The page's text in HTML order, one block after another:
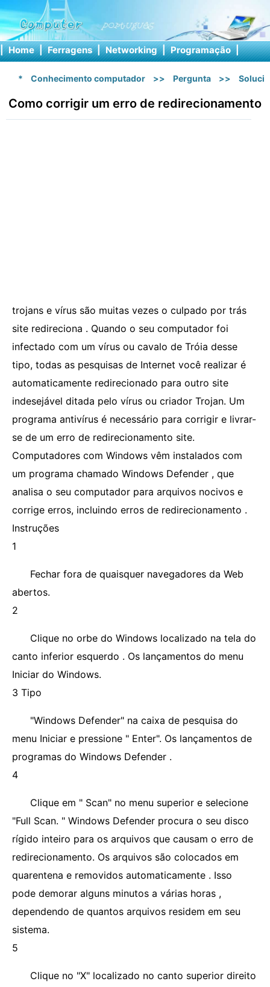
| Home | Ferragens | Networking | Programação |
* Conhecimento computador >> Pergunta >>
Como corrigir um erro de redirecionamento
trojans e vírus são muitas vezes o culpado por trás
site redireciona . Quando o seu computador foi
infectado com um vírus ou cavalo de Tróia desse
tipo, todas as pesquisas de Internet você realizar é
automaticamente redirecionado para outro site
indesejável ditada pelo vírus ou criador Trojan. Um
programa antivírus é necessário para corrigir e livrar-
se de um erro de redirecionamento site.
Computadores com Windows vêm instalados com
um programa chamado Windows Defender , que
analisa o seu computador para arquivos nocivos e
corrige erros, incluindo erros de redirecionamento .
Instruções
1
Fechar fora de quaisquer navegadores da Web
abertos.
2
Clique no orbe do Windows localizado na tela do
canto inferior esquerdo . Os lançamentos do menu
Iniciar do Windows.
3 Tipo
"Windows Defender" na caixa de pesquisa do
menu Iniciar e pressione " Enter". Os lançamentos de
programas do Windows Defender .
4
Clique em " Scan" no menu superior e selecione
"Full Scan. " Windows Defender procura o seu disco
rígido inteiro para os arquivos que causam o erro de
redirecionamento. Os arquivos são colocados em
quarentena e removidos automaticamente . Isso
pode demorar alguns minutos a várias horas ,
dependendo de quantos arquivos residem em seu
sistema.
5
Clique no "X" localizado no canto superior direito